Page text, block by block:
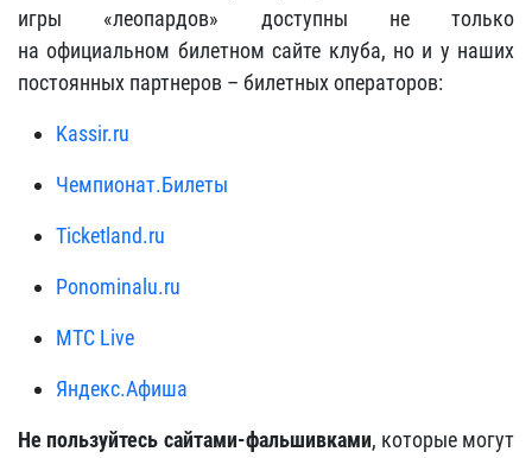
игры «леопардов» доступны не только
на официальном билетном сайте клуба, но и у наших
постоянных партнеров – билетных операторов:
Kassir.ru
Чемпионат.Билеты
Ticketland.ru
Ponominalu.ru
МТС Live
Яндекс.Афиша
Не пользуйтесь сайтами-фальшивками, которые могут